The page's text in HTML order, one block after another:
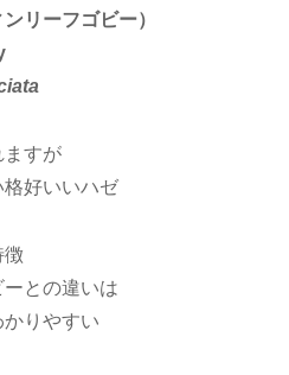
リーフゴビー）
ますが
好いいハゼ
徴
との違いは
りやすい